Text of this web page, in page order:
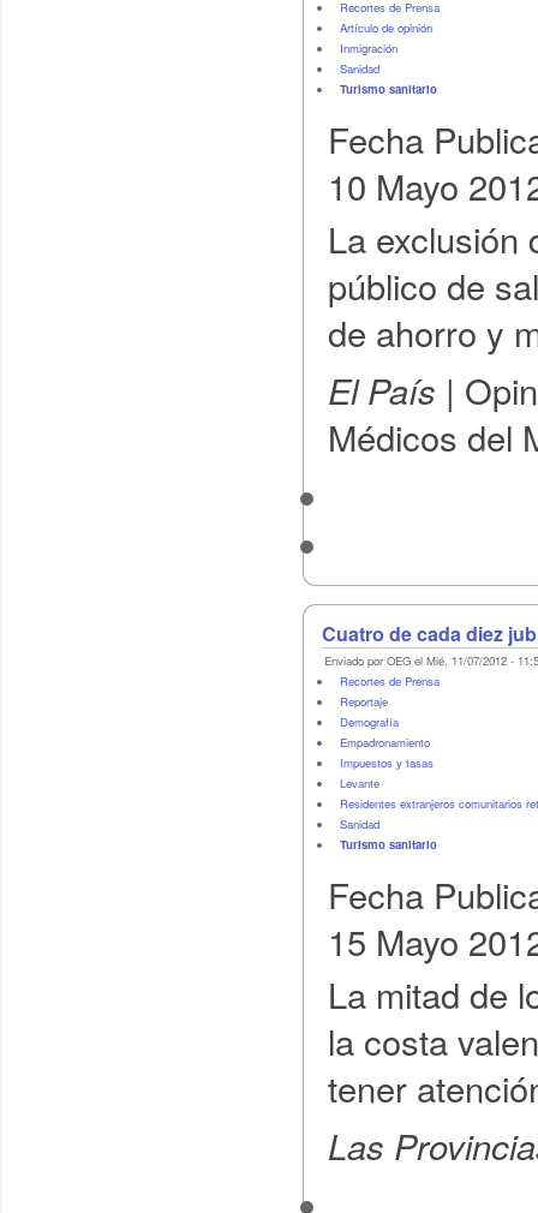
Recortes de Prensa
Artículo de opinión
Inmigración
Sanidad
Turismo sanitario
Fecha
10 Mayo
La exclusión
público de
de ahorro y
El País |
Médicos del
Cuatro de cada diez
Enviado por OEG el Mié, 11/07/2012 -
Recortes de Prensa
Reportaje
Demografí­a
Empadronamiento
Impuestos y tasas
Levante
Residentes extranjeros comunitarios
Sanidad
Turismo sanitario
Fecha
15 Mayo
La mitad de
la costa
tener
Las